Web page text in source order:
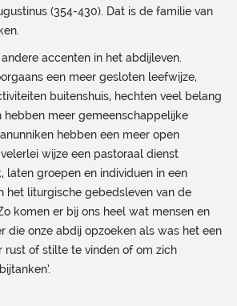
(354-430). Dat is de familie van
accenten in het abdijleven.
een meer gesloten leefwijze,
buitenshuis, hechten veel belang
hebben meer gemeenschappelijke
hebben een meer open
wijze een pastoraal dienst
laten groepen en individuen in een
het liturgische gebedsleven van de
komen er bij ons heel wat mensen en
die onze abdij opzoeken als was het een
rust of stilte te vinden of om zich